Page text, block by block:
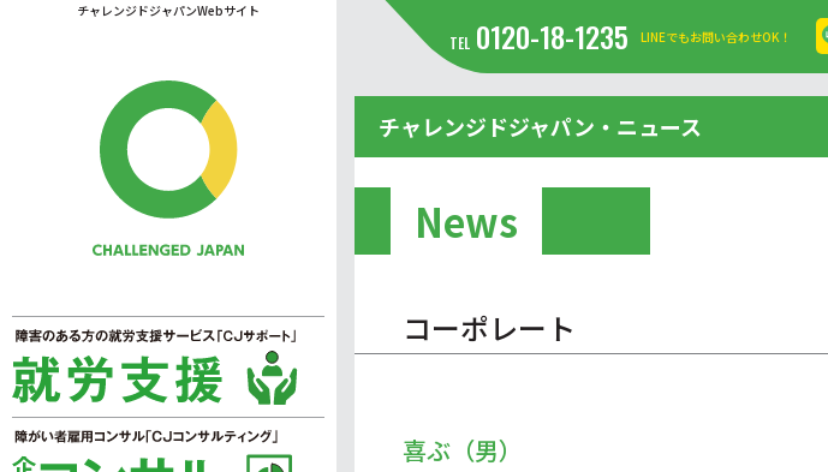
チャレンジドジャパンWebサイト
TEL 0120-18-1235 LINEでもお問い合わせOK！
チャレンジドジャパン・ニュース
News
コーポレート
喜ぶ（男）